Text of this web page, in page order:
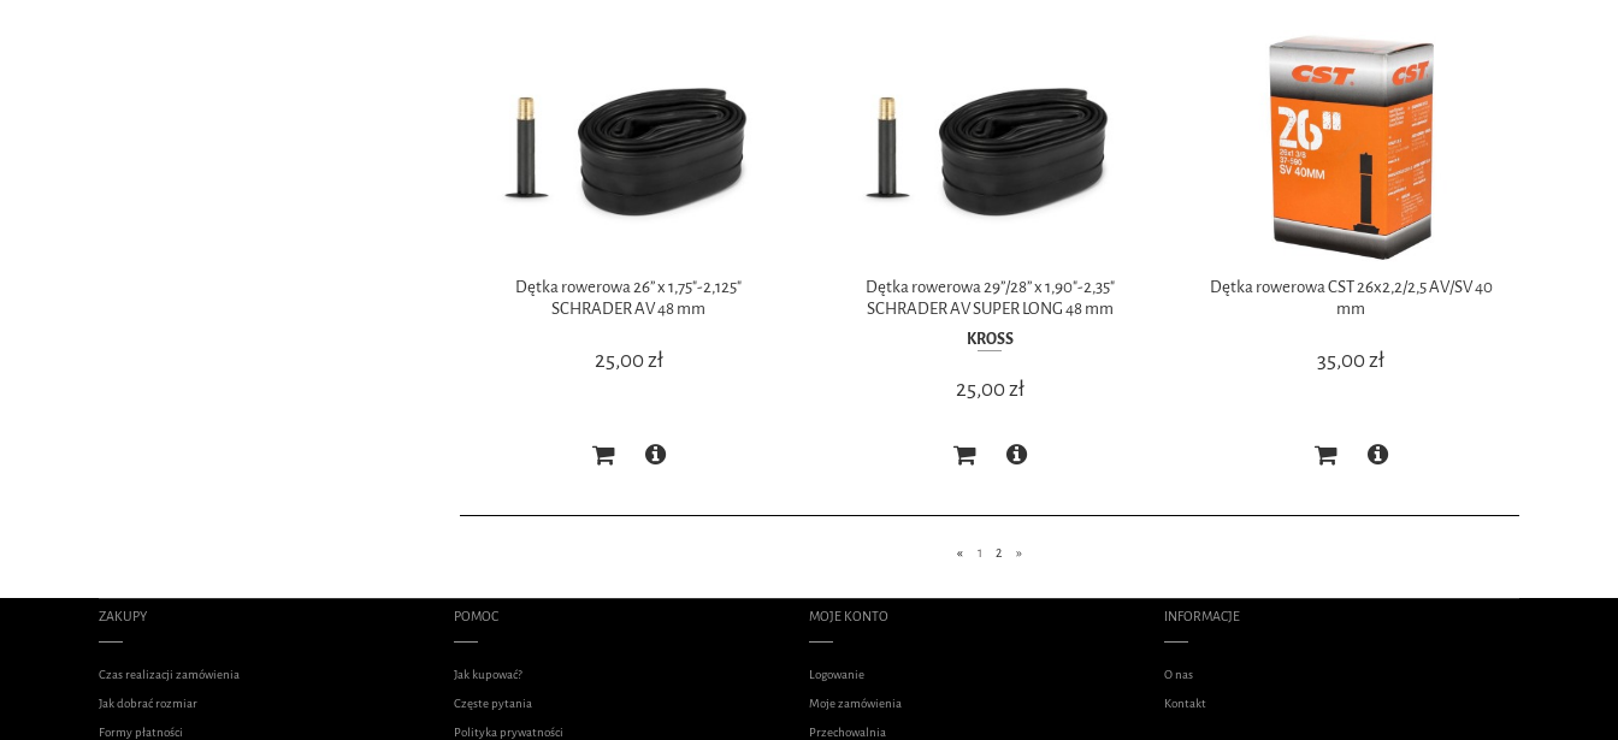
Dętka rowerowa 26” x 1,75"-2,125"
SCHRADER AV 48 mm
25,00 zł
Dętka rowerowa 29”/28” x 1,90"-2,35"
SCHRADER AV SUPER LONG 48 mm
KROSS
25,00 zł
Dętka rowerowa CST 26x2,2/2,5 AV/SV 40
mm
35,00 zł
« 1 2 »
ZAKUPY
Czas realizacji zamówienia
Jak dobrać rozmiar
Formy płatności
POMOC
Jak kupować?
Częste pytania
Polityka prywatności
MOJE KONTO
Logowanie
Moje zamówienia
Przechowalnia
INFORMACJE
O nas
Kontakt